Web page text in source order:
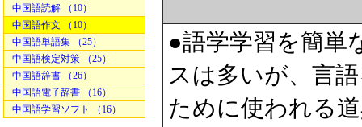
中国語読解 （10）
中国語作文 （10）
中国語単語集 （25）
中国語検定対策 （25）
中国語辞書 （26）
中国語電子辞書 （16）
中国語学習ソフト （16）
●語学学習を簡単
スは多いが、言
ために使われる